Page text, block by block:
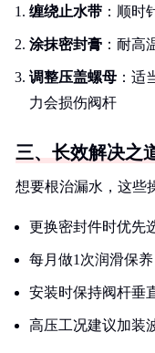
缠绕止水带 ：顺时
涂抹密封膏 ：耐高
调整压盖螺母 ：适
力会损伤阀杆
三、长效解决之
想要根治漏水，这些
更换密封件时优先
每月做1次润滑保
安装时保持阀杆垂
高压工况建议加装